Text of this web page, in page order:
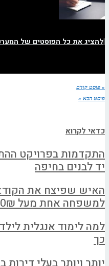
|להציג את כל הפוסטים של
« פוסט קודם
פוסט הבא »
כדאי לקרוא
התקדמות בפרויקט
יד לבנים בחיפה
האיש שפיצח את
למשפחה אחת מעל 100,000₪?
למה לימוד אנגלית
כך